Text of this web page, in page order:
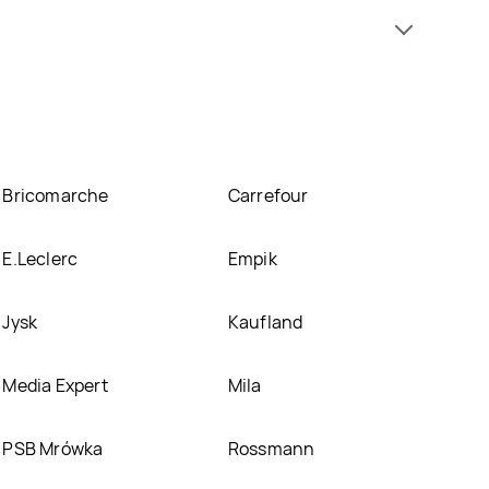
Bricomarche Carrefour
E.Leclerc Empik
Jysk Kaufland
Media Expert Mila
PSB Mrówka Rossmann